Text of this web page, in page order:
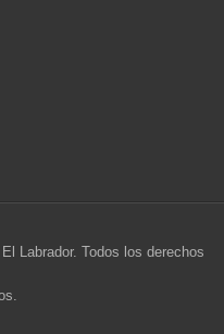
Labrador. Todos los derechos